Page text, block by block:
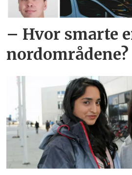
– Hvor smarte
nordområdene?